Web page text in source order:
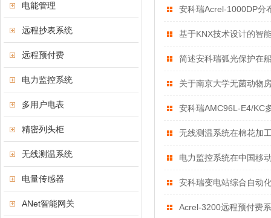
电能管理
远程抄表系统
远程预付费
电力监控系统
多用户电表
精密列头柜
无线测温系统
电量传感器
ANet智能网关
安科瑞Acrel-1000DP分
基于KNX技术设计的智
简述安科瑞弧光保护在
关于南京大学无菌动物
安科瑞AMC96L-E4/KC
无线测温系统在棉花加
电力监控系统在中国移
安科瑞变电站综合自动
Acrel-3200远程预付费